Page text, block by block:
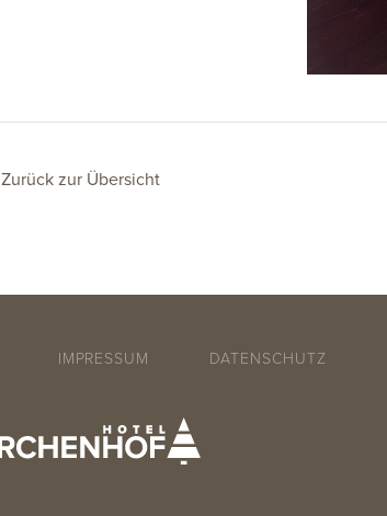
Zurück zur Übersicht
IMPRESSUM DATENSCHUTZ